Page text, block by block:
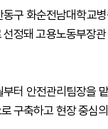
구 화순전남대학교
정돼 고용노동부장
터 안전관리팀장을
구축하고 현장 중심